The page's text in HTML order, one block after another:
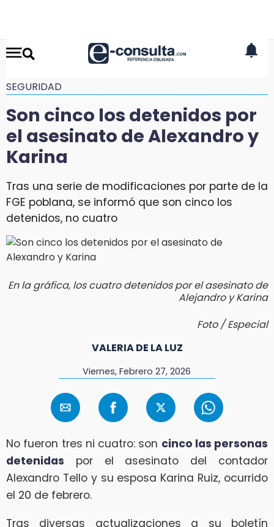
SEGURIDAD
Son cinco los detenidos por
el asesinato de Alexandro y
Karina
Tras una serie de modificaciones por parte de la
FGE poblana, se informó que son cinco los
detenidos, no cuatro
En la gráfica, los cuatro detenidos por el asesinato de
Alejandro y Karina
Foto / Especial
VALERIA DE LA LUZ
Viernes, Febrero 27, 2026
No fueron tres ni cuatro: son cinco las personas
detenidas por el asesinato del contador
Alexandro Tello y su esposa Karina Ruiz, ocurrido
el 20 de febrero.
Tras diversas actualizaciones a su boletín